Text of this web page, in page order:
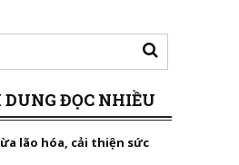
ĐỌC NHIỀU
lão hóa, cải thiện sức